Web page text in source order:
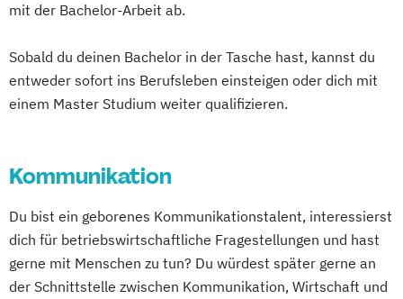
mit der Bachelor-Arbeit ab.
Sobald du deinen Bachelor in der Tasche hast, kannst du
entweder sofort ins Berufsleben einsteigen oder dich mit
einem Master Studium weiter qualifizieren.
Kommunikation
Du bist ein geborenes Kommunikationstalent, interessierst
dich für betriebswirtschaftliche Fragestellungen und hast
gerne mit Menschen zu tun? Du würdest später gerne an
der Schnittstelle zwischen Kommunikation, Wirtschaft und